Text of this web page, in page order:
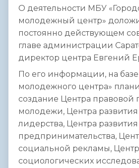
О деятельности МБУ
молодежный центр»
постоянно действующем
главе администрации
директор центра Евгений
По его информации, на базе
молодежного центра»
создание Центра
молодежи, Центра
лидерства, Центра
предпринимательства,
социальной рекламы,
социологических